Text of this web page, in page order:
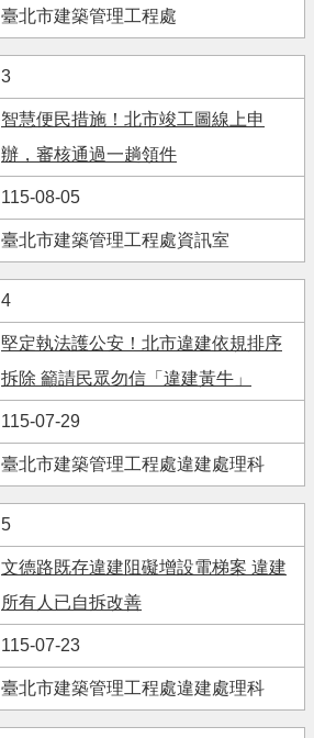
臺北市建築管理工程處
3
智慧便民措施！北市竣工圖線上申
辦，審核通過一趟領件
115-08-05
臺北市建築管理工程處資訊室
4
堅定執法護公安！北市違建依規排序
拆除 籲請民眾勿信「違建黃牛」
115-07-29
臺北市建築管理工程處違建處理科
5
文德路既存違建阻礙增設電梯案 違建
所有人已自拆改善
115-07-23
臺北市建築管理工程處違建處理科